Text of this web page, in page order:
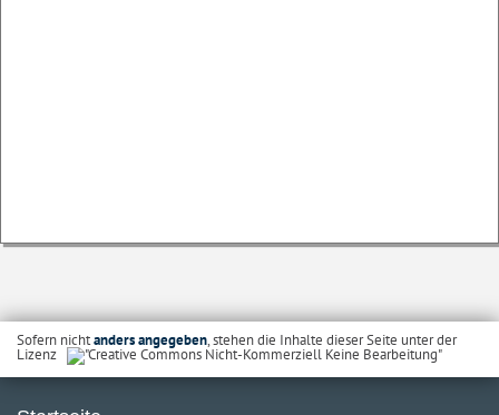
Sofern nichtanders angegeben, stehen die Inhalte dieser Seite unter der
Lizenz